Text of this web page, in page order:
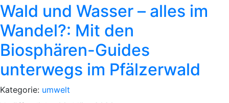
Wald und Wasser – alles im
Wandel?: Mit den
Biosphären-Guides
unterwegs im Pfälzerwald
Kategorie: umwelt